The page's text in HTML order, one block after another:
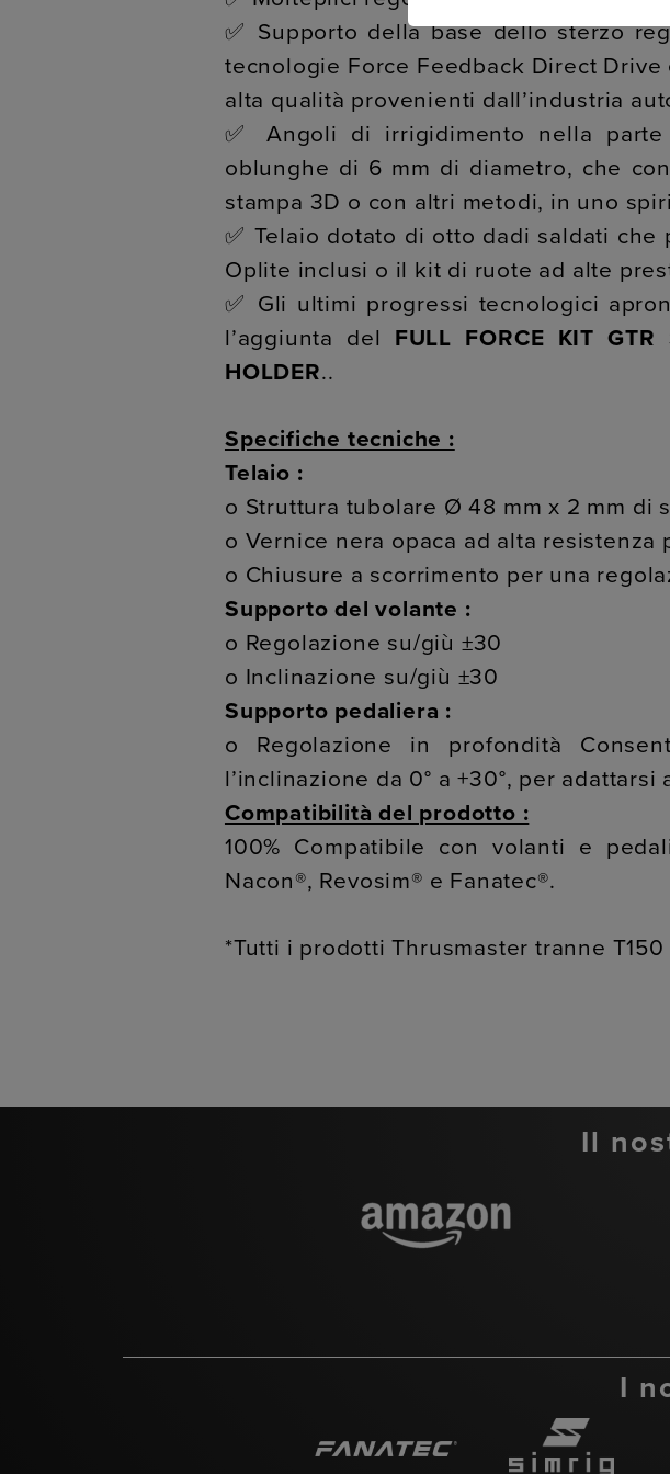
✅ Supporto della base dello sterzo
tecnologie Force Feedback Direct
alta qualità provenienti dall’industria
✅ Angoli di irrigidimento nella
oblunghe di 6 mm di diametro, che
stampa 3D o con altri metodi, in uno
✅ Telaio dotato di otto dadi saldati
Oplite inclusi o il kit di ruote ad alte
✅ Gli ultimi progressi tecnologici
l’aggiunta del FULL FORCE KIT GTR
HOLDER..
Specifiche tecniche :
Telaio :
o Struttura tubolare Ø 48 mm x 2 mm di
o Vernice nera opaca ad alta
o Chiusure a scorrimento per una
Supporto del volante :
o Regolazione su/giù ±30
o Inclinazione su/giù ±30
Supporto pedaliera :
o Regolazione in profondità
l’inclinazione da 0° a +30°, per
Compatibilità del prodotto :
100% Compatibile con volanti e
Nacon®, Revosim® e Fanatec®.
*Tutti i prodotti Thrusmaster tranne T150
Il
I